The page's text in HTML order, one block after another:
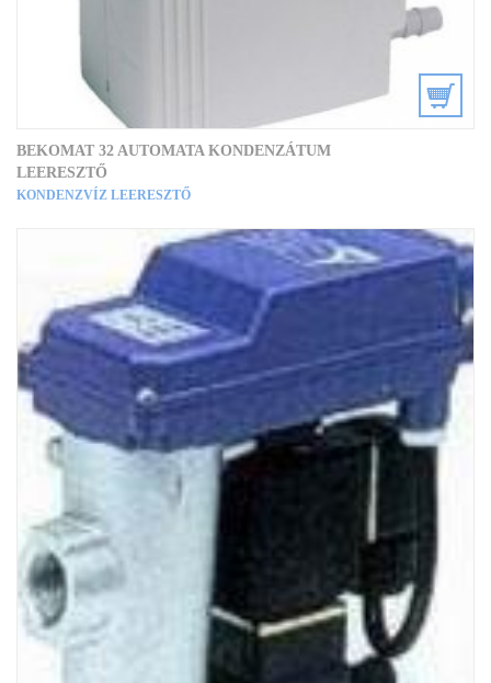
BEKOMAT 32 AUTOMATA KONDENZÁTUM
LEERESZTŐ
KONDENZVÍZ LEERESZTŐ